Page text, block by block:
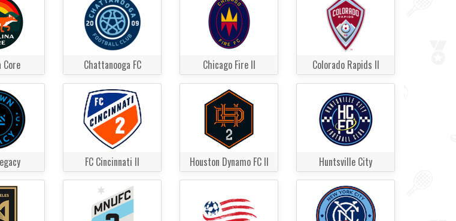
Core Chattanooga FC Chicago Fire II Colorado Rapids II
FC Cincinnati II Houston Dynamo FC II Huntsville City